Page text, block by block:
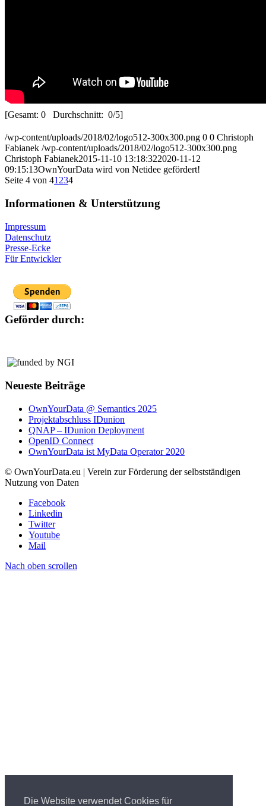
Die Website verwendet Cookies für
[Gesamt: 0 Durchschnitt: 0/5]
/wp-content/uploads/2018/02/logo512-300x300.png 0 0 Christoph
Fabianek /wp-content/uploads/2018/02/logo512-300x300.png
Christoph Fabianek2015-11-10 13:18:322020-11-12
09:15:13OwnYourData wird von Netidee gefördert!
Seite 4 von 41234
Informationen & Unterstützung
Impressum
Datenschutz
Presse-Ecke
Für Entwickler
Geförder durch:
Neueste Beiträge
OwnYourData @ Semantics 2025
Projektabschluss IDunion
QNAP – IDunion Deployment
OpenID Connect
OwnYourData ist MyData Operator 2020
© OwnYourData.eu | Verein zur Förderung der selbstständigen
Nutzung von Daten
Facebook
Linkedin
Twitter
Youtube
Mail
Nach oben scrollen